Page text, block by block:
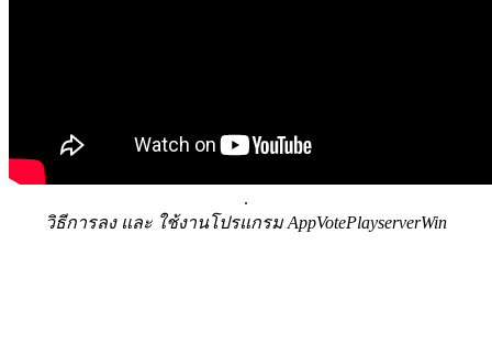
.
วิธีการลง และ ใช้งานโปรแกรม AppVotePlayserverWin